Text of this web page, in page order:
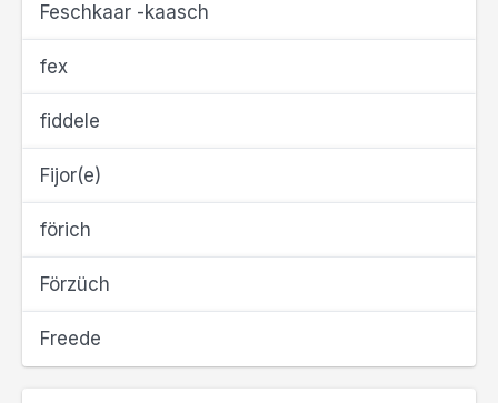
Feschkaar -kaasch
fex
fiddele
Fijor(e)
förich
Förzüch
Freede